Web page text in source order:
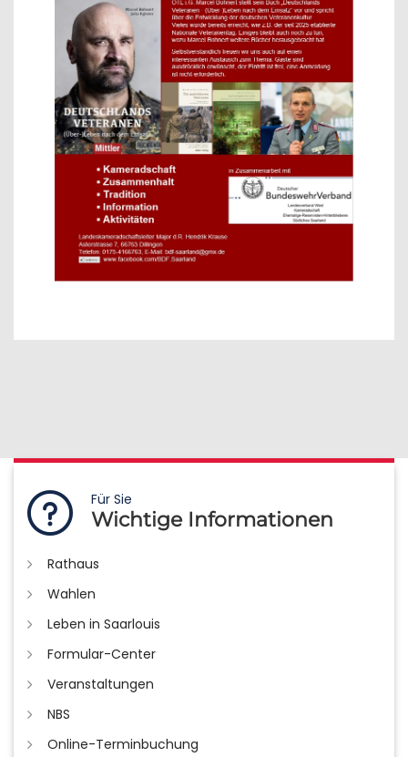
Für Sie
Wichtige Informationen
Rathaus
Wahlen
Leben in Saarlouis
Formular-Center
Veranstaltungen
NBS
Online-Terminbuchung